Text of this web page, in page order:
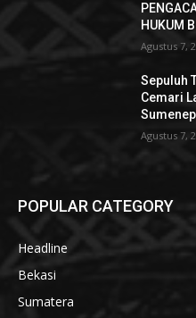
HUKUM
Agustus 7,
Sepuluh
Cemari
Agustus 7,
POPULAR CATEGORY
Headline
Bekasi
Sumatera